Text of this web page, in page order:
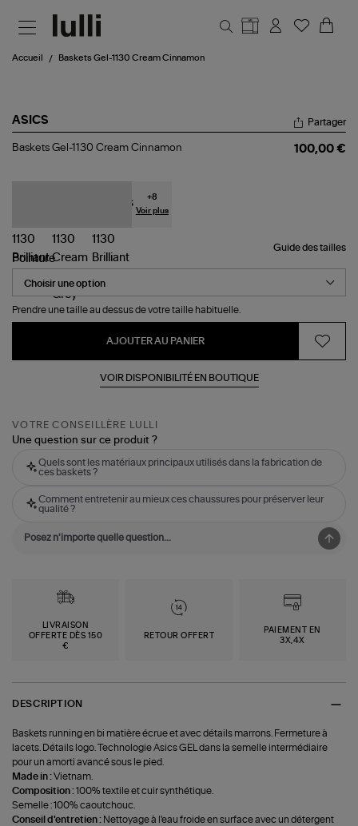
Accueil Baskets Gel-1130 Cream Cinnamon
ASICS
Baskets
Partager
Baskets Gel-1130 Cream Cinnamon 100,00 €
+8
Voir plus
Guide des tailles
Pointure
Prendre une taille au dessus de votre taille habituelle.
AJOUTER AU PANIER
VOIR DISPONIBILITÉ EN BOUTIQUE
VOTRE CONSEILLÈRE LULLI
Une question sur ce produit ?
Quels sont les matériaux principaux utilisés dans la fabrication de
ces baskets ?
Comment entretenir au mieux ces chaussures pour préserver leur
qualité ?
LIVRAISON
OFFERTE DÈS 150
€
RETOUR OFFERT
PAIEMENT EN
3X,4X
DESCRIPTION
Baskets running en bi matière écrue et avec détails marrons. Fermeture à
lacets. Détails logo. Technologie Asics GEL dans la semelle intermédiaire
pour un amorti avancé sous le pied.
Made in :Vietnam.
Composition :100% textile et cuir synthétique.
Semelle : 100% caoutchouc.
Conseil d'entretien : Nettoyage à l'eau froide en surface avec un détergent